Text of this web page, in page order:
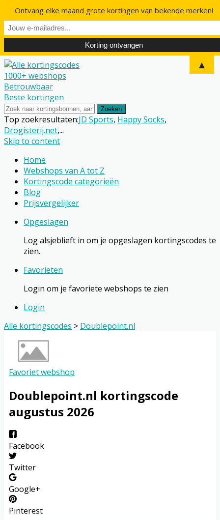
1000+ webshops
Betrouwbaar
Beste kortingen
Zoeken
Top zoekresultaten:JD Sports, Happy Socks,
Drogisterij.net,...
Skip to content
Home
Webshops van A tot Z
Kortingscode categorieën
Blog
Prijsvergelijker
Opgeslagen
Log alsjeblieft in om je opgeslagen kortingscodes te
zien.
Favorieten
Login om je favoriete webshops te zien
Login
Alle kortingscodes > Doublepoint.nl
Favoriet webshop
Doublepoint.nl kortingscode
augustus 2026
Facebook
Twitter
Google+
Pinterest
Ontvang elke maand grote kortingen van bekende merken!
▲